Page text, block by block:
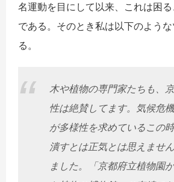
名運動を目にして以来、これは困
である。そのとき私は以下のよう
る。
木や植物の専門家たちも、
性は絶賛してます。気候危
が多様性を求めているこの
潰すとは正気とは思えませ
ました。「京都府立植物園